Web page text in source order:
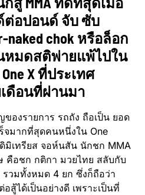
ต่อปอนด์ จับ ซับ
chok หรือล็อก
หมดสติพ่ายแพ้ไปใน
X ที่ประเทศ
ดือนที่ผ่านมา
องรายการ รถถัง ถือเป็น ยอด
จมากที่สุดคนหนึ่งใน One
มิเทรียส จอห์นสัน นักชก MMA
คือชก กติกา มวยไทย สลับกับ
รวมทั้งหมด 4 ยก ซึ่งก็ถือว่า
สู้ได้เป็นอย่างดี เพราะเป็นที่